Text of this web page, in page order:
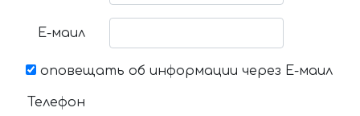
Е-маил
оповещать об информации через Е-маил
Телефон